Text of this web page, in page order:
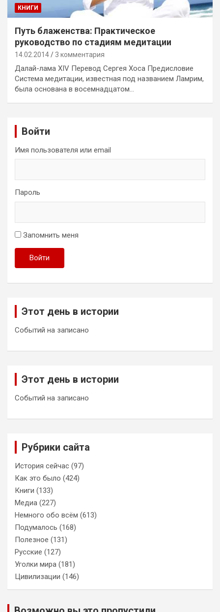
КНИГИ
Путь блаженства: Практическое
руководство по стадиям медитации
14.02.2014 3 комментария
Далай-лама XIV Перевод Сергея Хоса Предисловие
Система медитации, известная под названием Ламрим,
была основана в восемнадцатом…
Войти
Имя пользователя или email
Пароль
Запомнить меня
Войти
Этот день в истории
Событий на записано
Этот день в истории
Событий на записано
Рубрики сайта
История сейчас (97)
Как это было (424)
Книги (133)
Медиа (227)
Немного обо всём (613)
Подумалось (168)
Полезное (131)
Русские (127)
Уголки мира (181)
Цивилизации (146)